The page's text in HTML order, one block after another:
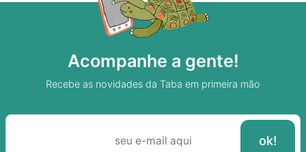
Acompanhe a gente!
Recebe as novidades da Taba em primeira mão